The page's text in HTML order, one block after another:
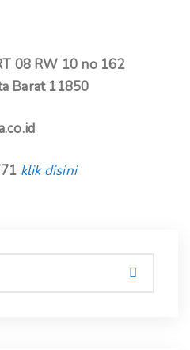
08 RW 10 no 162
Barat 11850
klik disini